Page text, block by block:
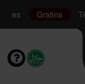
Pâtes Gratins